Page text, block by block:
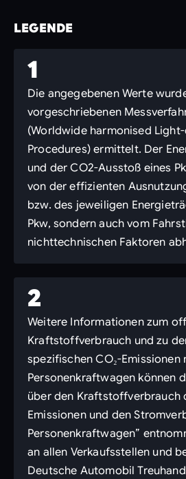
LEGENDE
1
Die angegebenen Werte
vorgeschriebenen
(Worldwide harmonised
Procedures) ermittelt. Der
und der CO2-Ausstoß eines
von der effizienten
bzw. des jeweiligen
Pkw, sondern auch vom
nichttechnischen Faktoren
2
Weitere Informationen zum
Kraftstoffverbrauch und zu
spezifischen CO₂-Emissionen
Personenkraftwagen können
über den Kraftstoffverbrauch
Emissionen und den
Personenkraftwagen”
an allen Verkaufsstellen und
Deutsche Automobil